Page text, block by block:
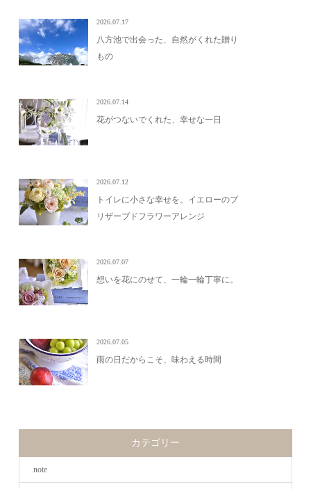
2026.07.17
八方池で出会った、自然がくれた贈り
もの
2026.07.14
花がつないでくれた、幸せな一日
2026.07.12
トイレに小さな幸せを。イエローのプ
リザーブドフラワーアレンジ
2026.07.07
想いを花にのせて、一輪一輪丁寧に。
2026.07.05
雨の日だからこそ、味わえる時間
カテゴリー
note